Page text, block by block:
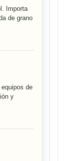
Importa
de grano
de
y